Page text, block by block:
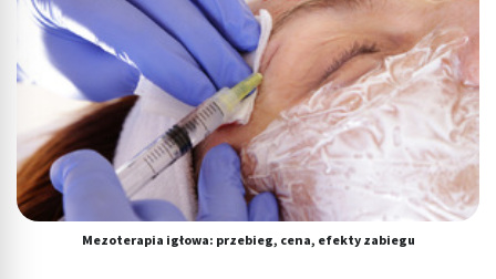
Mezoterapia igłowa: przebieg, cena, efekty zabiegu